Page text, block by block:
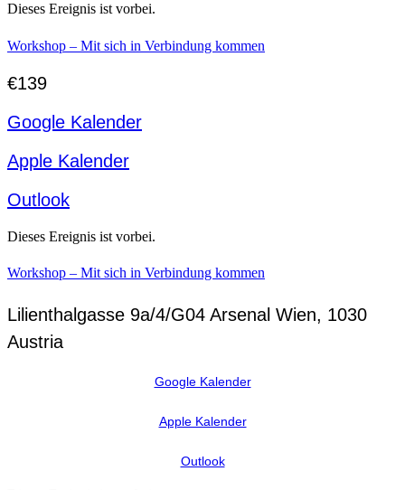
Dieses Ereignis ist vorbei.
Workshop – Mit sich in Verbindung kommen
€139
Google Kalender
Apple Kalender
Outlook
Dieses Ereignis ist vorbei.
Workshop – Mit sich in Verbindung kommen
Lilienthalgasse 9a/4/G04 Arsenal Wien, 1030
Austria
Google Kalender
Apple Kalender
Outlook